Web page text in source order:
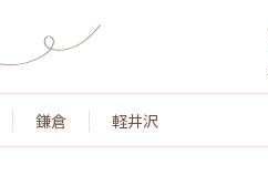
鎌倉 軽井沢